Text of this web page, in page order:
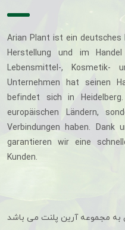
Arian Plant ist ein deutsches
Herstellung und im
Lebensmittel-, Kosmetik-
Unternehmen hat seinen
befindet sich in
europäischen Ländern,
Verbindungen haben. Dank
garantieren wir eine
Kunden.